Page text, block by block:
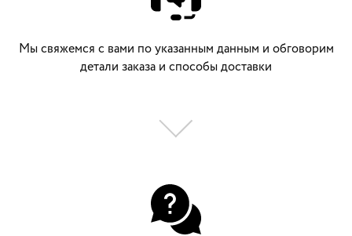
Мы свяжемся с вами по указанным данным и обговорим
детали заказа и способы доставки